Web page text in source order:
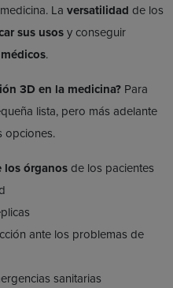
La versatilidad de los
sus usosy conseguir
.
3D en la medicina? Para
lista, pero más adelante
opciones.
los órganosde los pacientes
ante los problemas de
sanitarias